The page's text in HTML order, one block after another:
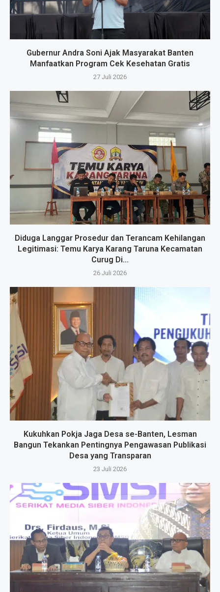
Gubernur Andra Soni Ajak Masyarakat Banten
Manfaatkan Program Cek Kesehatan Gratis
27 Juli 2026
Diduga Langgar Prosedur dan Terancam Kehilangan
Legitimasi: Temu Karya Karang Taruna Kecamatan
Curug Di...
26 Juli 2026
Kukuhkan Pokja Jaga Desa se-Banten, Lesman
Bangun Tekankan Pentingnya Pengawasan Publikasi
Desa yang Transparan
23 Juli 2026